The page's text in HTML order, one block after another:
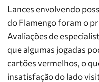
Lances envolvendo
do Flamengo foram o
Avaliações de
que algumas jogadas
cartões vermelhos, o
insatisfação do lado